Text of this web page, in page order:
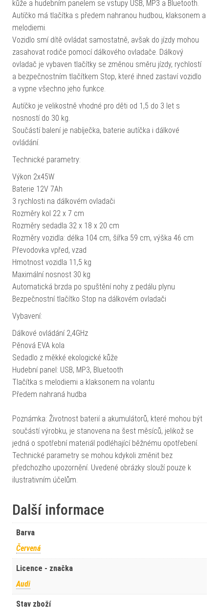
kůže a hudebním panelem se vstupy USB, MP3 a Bluetooth.
Autíčko má tlačítka s předem nahranou hudbou, klaksonem a
melodiemi.
Vozidlo smí dítě ovládat samostatně, avšak do jízdy mohou
zasahovat rodiče pomocí dálkového ovladače. Dálkový
ovladač je vybaven tlačítky se změnou směru jízdy, rychlostí
a bezpečnostním tlačítkem Stop, které ihned zastaví vozidlo
a vypne všechno jeho funkce.
Autíčko je velikostně vhodné pro děti od 1,5 do 3 let s
nosností do 30 kg.
Součástí balení je nabíječka, baterie autíčka i dálkové
ovládání.
Technické parametry:
Výkon 2x45W
Baterie 12V 7Ah
3 rychlosti na dálkovém ovladači
Rozměry kol 22 x 7 cm
Rozměry sedadla 32 x 18 x 20 cm
Rozměry vozidla: délka 104 cm, šířka 59 cm, výška 46 cm
Převodovka vpřed, vzad
Hmotnost vozidla 11,5 kg
Maximální nosnost 30 kg
Automatická brzda po spuštění nohy z pedálu plynu
Bezpečnostní tlačítko Stop na dálkovém ovladači
Vybavení:
Dálkové ovládání 2,4GHz
Pěnová EVA kola
Sedadlo z měkké ekologické kůže
Hudební panel: USB, MP3, Bluetooth
Tlačítka s melodiemi a klaksonem na volantu
Předem nahraná hudba
Poznámka: Životnost baterií a akumulátorů, které mohou být
součástí výrobku, je stanovena na šest měsíců, jelikož se
jedná o spotřební materiál podléhající běžnému opotřebení.
Technické parametry se mohou kdykoli změnit bez
předchozího upozornění. Uvedené obrázky slouží pouze k
ilustrativním účelům.
Další informace
Barva
Červená
Licence - značka
Audi
Stav zboží